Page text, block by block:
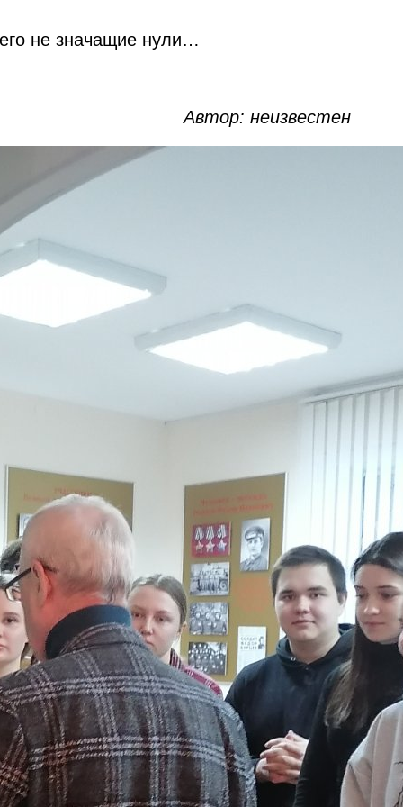
не значащие нули…
Автор: неизвестен